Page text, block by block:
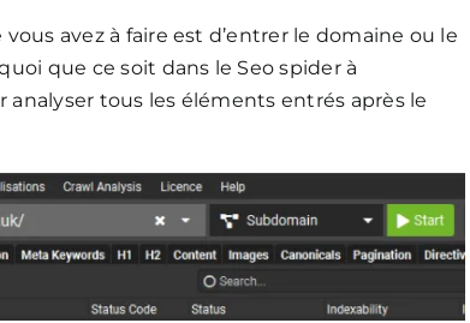
avez à faire est d’entrer le domaine ou le
que ce soit dans le Seo spider à
analyser tous les éléments entrés après le